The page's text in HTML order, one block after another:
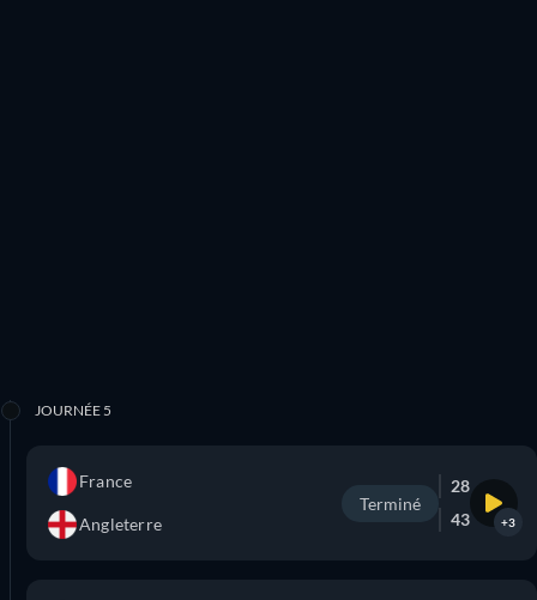
JOURNÉE 5
France
Angleterre
Terminé
28
43
+3